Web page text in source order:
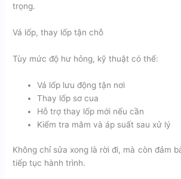
trọng.
Vá lốp, thay lốp tận chỗ
Tùy mức độ hư hỏng, kỹ thuật có thể:
Vá lốp lưu động tận nơi
Thay lốp sơ cua
Hỗ trợ thay lốp mới nếu cần
Kiểm tra mâm và áp suất sau xử lý
Không chỉ sửa xong là rời đi, mà còn đảm
tiếp tục hành trình.